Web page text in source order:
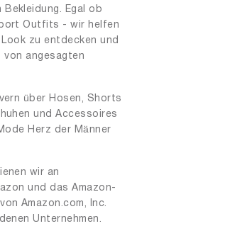
Bekleidung. Egal ob
Outfits - wir helfen
zu entdecken und
angesagten
über Hosen, Shorts
und Accessoires
Herz der Männer
wir an
und das Amazon-
Amazon.com, Inc.
Unternehmen.